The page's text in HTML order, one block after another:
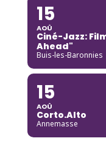
15
AOÛ
Ciné-Jazz:
Ahead"
Buis-les-Baronnies
15
AOÛ
Corto.Alto
Annemasse